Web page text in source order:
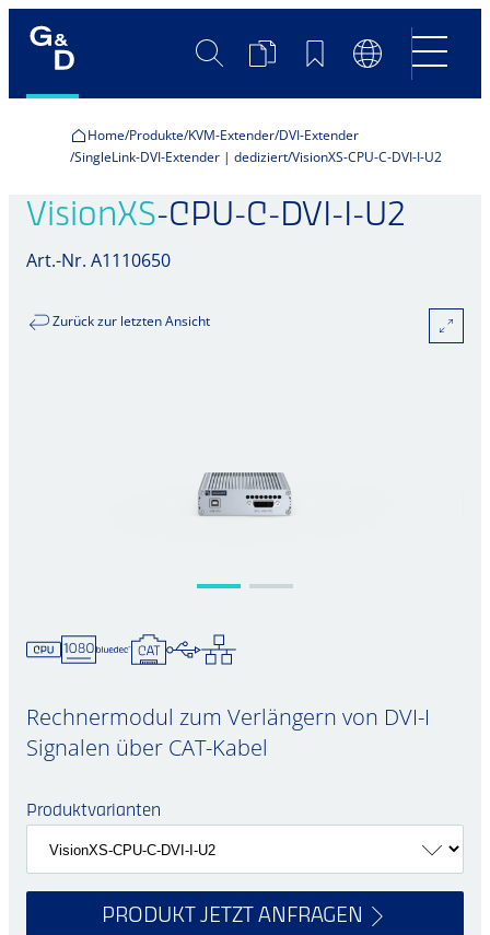
SucheProduktvergleich
Merkliste
Home Produkte KVM-Extender DVI-Extender
SingleLink-DVI-Extender | dediziert VisionXS-CPU-C-DVI-I-U2
VisionXS-CPU-C-DVI-I-U2
Art.-Nr. A1110650
Zurück zur letzten Ansicht
Rechnermodul zum Verlängern von DVI-I
Signalen über CAT-Kabel
Produktvarianten
PRODUKT JETZT ANFRAGEN